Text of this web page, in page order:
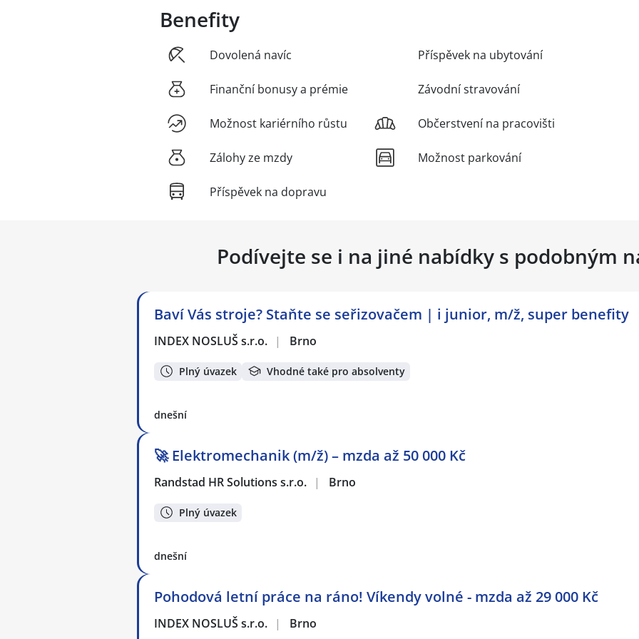
Benefity
Dovolená navíc
Finanční bonusy a prémie
Možnost kariérního růstu
Zálohy ze mzdy
Příspěvek na dopravu
Příspěvek na ubytování
Závodní stravování
Občerstvení na pracovišti
Možnost parkování
Podívejte se i na jiné nabídky s podobným
Baví Vás stroje? Staňte se seřizovačem | i junior, m/ž, super benefity
INDEX NOSLUŠ s.r.o. | Brno
Plný úvazek Vhodné také pro absolventy
dnešní
🚀 Elektromechanik (m/ž) – mzda až 50 000 Kč
Randstad HR Solutions s.r.o. | Brno
Plný úvazek
dnešní
Pohodová letní práce na ráno! Víkendy volné - mzda až 29 000 Kč
INDEX NOSLUŠ s.r.o. | Brno